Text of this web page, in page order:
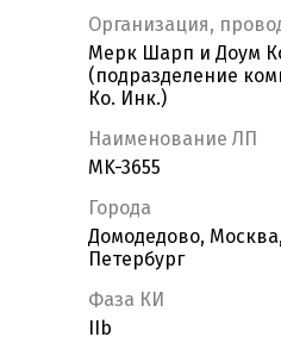
Организация,
Мерк Шарп и Доум
(подразделение
Ко. Инк.)
Наименование ЛП
MK-3655
Города
Домодедово,
Петербург
Фаза КИ
IIb